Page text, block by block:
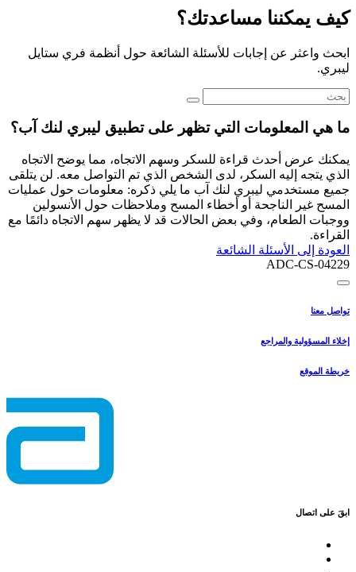
كيف يمكننا مساعدتك؟
ابحث واعثر عن إجابات للأسئلة الشائعة حول أنظمة فري ستايل
ليبري.
ما هي المعلومات التي تظهر على تطبيق ليبري لنك آب؟
يمكنك عرض أحدث قراءة للسكر وسهم الاتجاه، مما يوضح الاتجاه
الذي يتجه إليه السكر، لدى الشخص الذي تم التواصل معه. لن يتلقى
جميع مستخدمي ليبري لنك آب ما يلي ذكره: معلومات حول عمليات
المسح غير الناجحة أو أخطاء المسح وملاحظات حول الأنسولين
ووجبات الطعام، وفي بعض الحالات قد لا يظهر سهم الاتجاه دائمًا مع
القراءة.
العودة إلى الأسئلة الشائعة
ADC-CS-04229
تواصل معنا
إخلاء المسؤولية والمراجع
خريطة الموقع
ابقَ على اتصال